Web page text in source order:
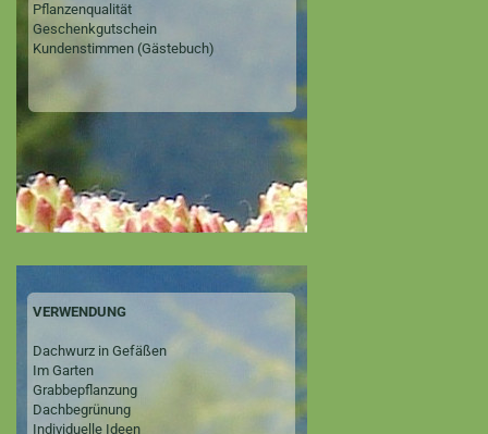
Pflanzenqualität
Geschenkgutschein
Kundenstimmen (Gästebuch)
VERWENDUNG
Dachwurz in Gefäßen
Im Garten
Grabbepflanzung
Dachbegrünung
Individuelle Ideen